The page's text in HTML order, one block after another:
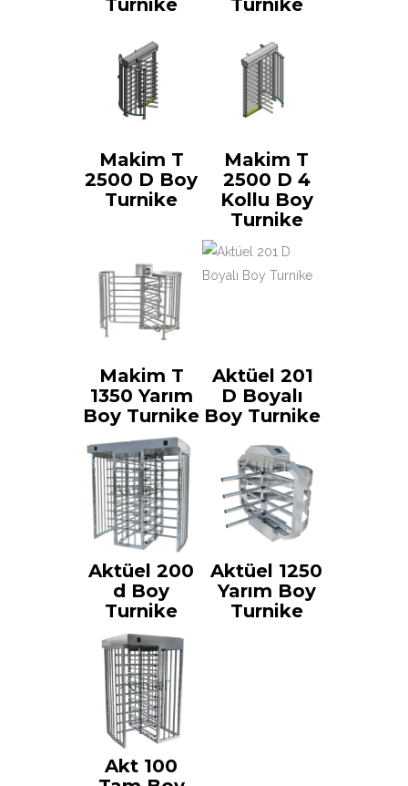
Turnike Turnike
Makim T
2500 D Boy
Turnike
Makim T
2500 D 4
Kollu Boy
Turnike
Makim T
1350 Yarım
Boy Turnike
Aktüel 201
D Boyalı
Boy Turnike
Aktüel 200
d Boy
Turnike
Aktüel 1250
Yarım Boy
Turnike
Akt 100